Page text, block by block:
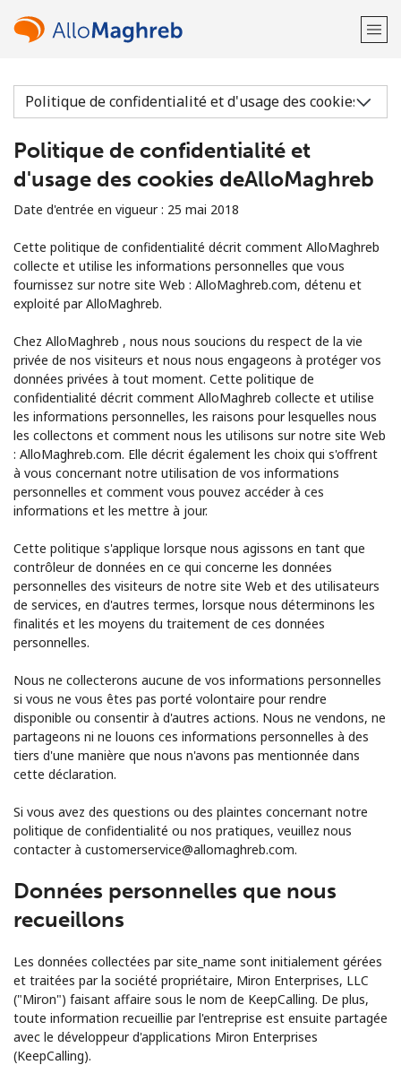
Bienvenue!
Vous avez déjà un compte?Connectez-vous →
Aucun mot de passe créé
8 caractères minimum
Une lettre majuscule et une lettre minuscule
Un numéro
Un caractère spécial
Restez en contact pour obtenir nos meilleures offres.
Conditions générales.
Bonjour!
Identifiez-vous ouINSCRIVEZ-VOUS →
Politique de confidentialité et
d'usage des cookies deAlloMaghreb
Date d'entrée en vigueur : 25 mai 2018
Cette politique de confidentialité décrit comment AlloMaghreb
collecte et utilise les informations personnelles que vous
fournissez sur notre site Web : AlloMaghreb.com, détenu et
exploité par AlloMaghreb.
Chez AlloMaghreb , nous nous soucions du respect de la vie
privée de nos visiteurs et nous nous engageons à protéger vos
données privées à tout moment. Cette politique de
confidentialité décrit comment AlloMaghreb collecte et utilise
les informations personnelles, les raisons pour lesquelles nous
les collectons et comment nous les utilisons sur notre site Web
: AlloMaghreb.com. Elle décrit également les choix qui s'offrent
à vous concernant notre utilisation de vos informations
personnelles et comment vous pouvez accéder à ces
informations et les mettre à jour.
Cette politique s'applique lorsque nous agissons en tant que
contrôleur de données en ce qui concerne les données
personnelles des visiteurs de notre site Web et des utilisateurs
de services, en d'autres termes, lorsque nous déterminons les
finalités et les moyens du traitement de ces données
personnelles.
Nous ne collecterons aucune de vos informations personnelles
si vous ne vous êtes pas porté volontaire pour rendre
disponible ou consentir à d'autres actions. Nous ne vendons, ne
partageons ni ne louons ces informations personnelles à des
tiers d'une manière que nous n'avons pas mentionnée dans
cette déclaration.
Si vous avez des questions ou des plaintes concernant notre
politique de confidentialité ou nos pratiques, veuillez nous
contacter à customerservice@allomaghreb.com.
Données personnelles que nous
recueillons
Les données collectées par site_name sont initialement gérées
et traitées par la société propriétaire, Miron Enterprises, LLC
("Miron") faisant affaire sous le nom de KeepCalling. De plus,
toute information recueillie par l'entreprise est ensuite partagée
avec le développeur d'applications Miron Enterprises
(KeepCalling).